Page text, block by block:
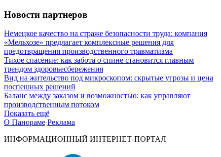
Новости партнеров
Немецкое качество на страже безопасности труда: компания
«Мельхозе» предлагает комплексные решения для
предотвращения производственного травматизма
Тихое спасение: как забота о спине становится главным
трендом здоровьесбережения
Вид на жительство под микроскопом: скрытые угрозы и цена
поспешных решений
Баланс между заказом и возможностью: как управляют
производственным потоком
Показать ещё
О Панораме Реклама
ИНФОРМАЦИОННЫЙ ИНТЕРНЕТ-ПОРТАЛ